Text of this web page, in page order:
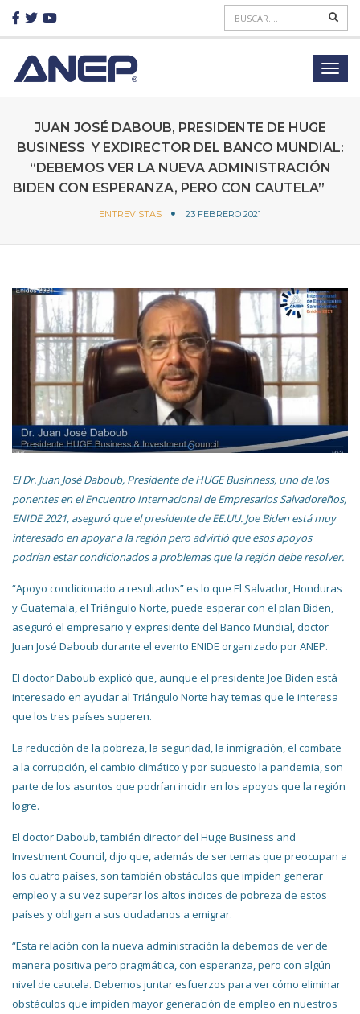
JUAN JOSÉ DABOUB, PRESIDENTE DE HUGE
BUSINESS Y EXDIRECTOR DEL BANCO MUNDIAL:
“DEBEMOS VER LA NUEVA ADMINISTRACIÓN
BIDEN CON ESPERANZA, PERO CON CAUTELA”
ENTREVISTAS 23 FEBRERO 2021
El Dr. Juan José Daboub, Presidente de HUGE Businness, uno de los
ponentes en el Encuentro Internacional de Empresarios Salvadoreños,
ENIDE 2021, aseguró que el presidente de EE.UU. Joe Biden está muy
interesado en apoyar a la región pero advirtió que esos apoyos
podrían estar condicionados a problemas que la región debe resolver.
“Apoyo condicionado a resultados” es lo que El Salvador, Honduras
y Guatemala, el Triángulo Norte, puede esperar con el plan Biden,
aseguró el empresario y expresidente del Banco Mundial, doctor
Juan José Daboub durante el evento ENIDE organizado por ANEP.
El doctor Daboub explicó que, aunque el presidente Joe Biden está
interesado en ayudar al Triángulo Norte hay temas que le interesa
que los tres países superen.
La reducción de la pobreza, la seguridad, la inmigración, el combate
a la corrupción, el cambio climático y por supuesto la pandemia, son
parte de los asuntos que podrían incidir en los apoyos que la región
logre.
El doctor Daboub, también director del Huge Business and
Investment Council, dijo que, además de ser temas que preocupan a
los cuatro países, son también obstáculos que impiden generar
empleo y a su vez superar los altos índices de pobreza de estos
países y obligan a sus ciudadanos a emigrar.
“Esta relación con la nueva administración la debemos de ver de
manera positiva pero pragmática, con esperanza, pero con algún
nivel de cautela. Debemos juntar esfuerzos para ver cómo eliminar
obstáculos que impiden mayor generación de empleo en nuestros